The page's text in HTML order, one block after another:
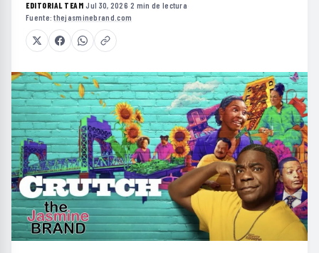
EDITORIAL TEAM·Jul 30, 2026·2 min de lectura·
Fuente:thejasminebrand.com